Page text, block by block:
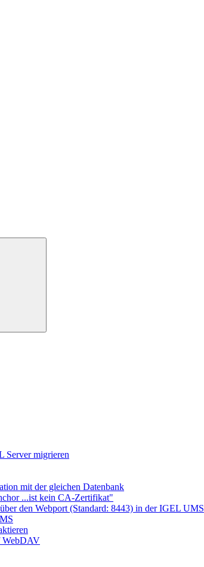
Server migrieren
mit der gleichen Datenbank
...ist kein CA-Zertifikat"
den Webport (Standard: 8443) in der IGEL UMS
WebDAV